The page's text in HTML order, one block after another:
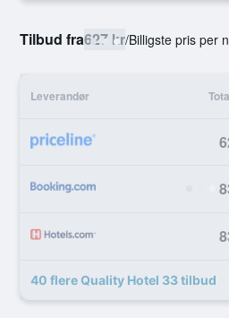
Tilbud fra627 kr/Billigste pris per
Leverandør
40 flere Quality Hotel 33 tilbud